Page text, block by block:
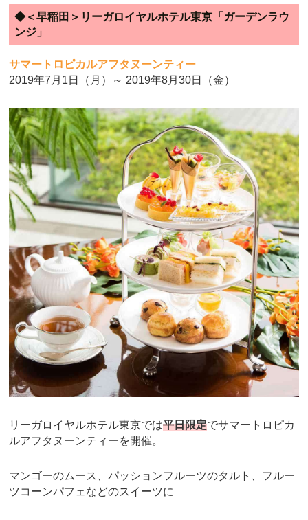
◆＜早稲田＞リーガロイヤルホテル東京「ガーデンラウ
ンジ」
サマートロピカルアフタヌーンティー
2019年7月1日（月）～ 2019年8月30日（金）
リーガロイヤルホテル東京では平日限定でサマートロピカ
ルアフタヌーンティーを開催。
マンゴーのムース、パッションフルーツのタルト、フルー
ツコーンパフェなどのスイーツに